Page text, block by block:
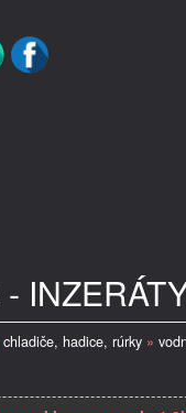
chladiče, hadice, rúrky »